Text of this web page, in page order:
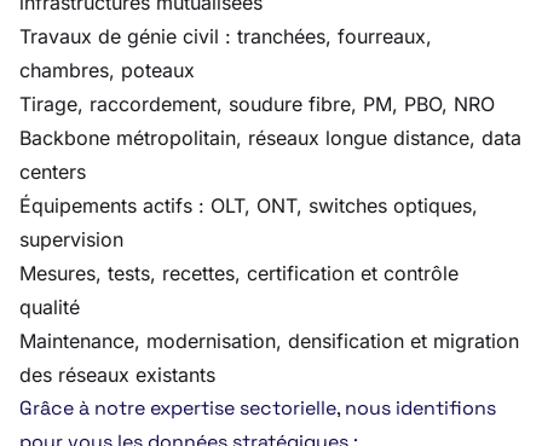
Travaux de génie civil : tranchées, fourreaux,
chambres, poteaux
Tirage, raccordement, soudure fibre, PM, PBO, NRO
Backbone métropolitain, réseaux longue distance, data
centers
Équipements actifs : OLT, ONT, switches optiques,
supervision
Mesures, tests, recettes, certification et contrôle
qualité
Maintenance, modernisation, densification et migration
des réseaux existants
Grâce à notre expertise sectorielle, nous identifions